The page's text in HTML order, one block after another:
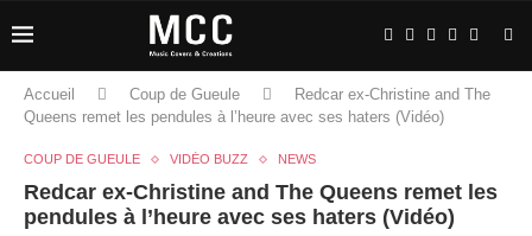
Accueil Coup de Gueule
Redcar ex-Christine and The
Queens remet les pendules à l’heure avec ses haters (Vidéo)
COUP DE GUEULE VIDÉO BUZZ NEWS
Redcar ex-Christine and The Queens remet les
pendules à l’heure avec ses haters (Vidéo)